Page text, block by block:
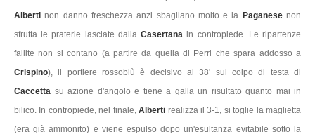
Albertinon danno freschezza anzi sbagliano molto e la Paganesenon
sfrutta le praterie lasciate dallaCasertanain contropiede. Le ripartenze
fallite non si contano (a partire da quella di Perri che spara addosso a
Crispino), il portiere rossoblù è decisivo al 38' sul colpo di testa di
Caccetta su azione d'angolo e tiene a galla un risultato quanto mai in
bilico. In contropiede, nel finale,Alberti realizza il 3-1, si toglie la maglietta
(era già ammonito) e viene espulso dopo un'esultanza evitabile sotto la